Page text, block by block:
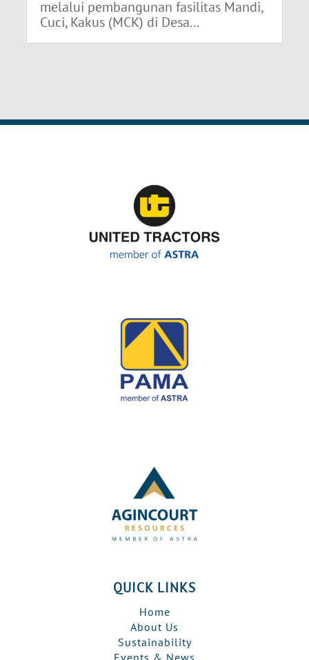
melalui pembangunan fasilitas Mandi,
Cuci, Kakus (MCK) di Desa...
QUICK LINKS
Home
About Us
Sustainability
Events & News